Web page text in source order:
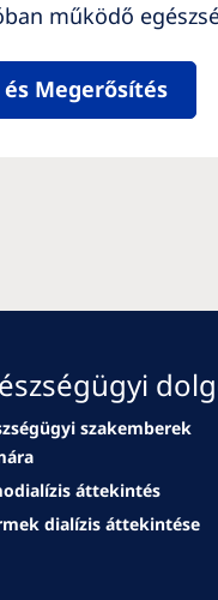
működő
és Megerősítés
szakemberek
áttekintés
dialízis áttekintése